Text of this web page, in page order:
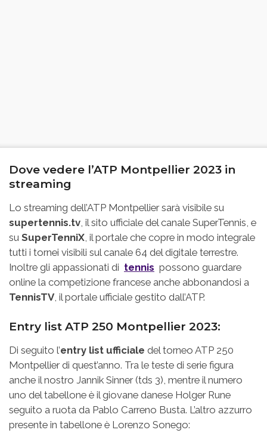
Dove vedere l’ATP Montpellier 2023 in
streaming
Lo streaming dell’ATP Montpellier sarà visibile su
supertennis.tv, il sito ufficiale del canale SuperTennis, e
su SuperTenniX, il portale che copre in modo integrale
tutti i tornei visibili sul canale 64 del digitale terrestre.
Inoltre gli appassionati di tennis possono guardare
online la competizione francese anche abbonandosi a
TennisTV, il portale ufficiale gestito dall’ATP.
Entry list ATP 250 Montpellier 2023:
Di seguito l’entry list ufficiale del torneo ATP 250
Montpellier di quest’anno. Tra le teste di serie figura
anche il nostro Jannik Sinner (tds 3), mentre il numero
uno del tabellone è il giovane danese Holger Rune
seguito a ruota da Pablo Carreno Busta. L’altro azzurro
presente in tabellone è Lorenzo Sonego: